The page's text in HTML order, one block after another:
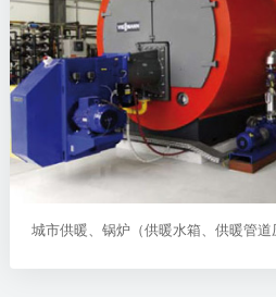
城市供暖、锅炉（供暖水箱、供暖管道